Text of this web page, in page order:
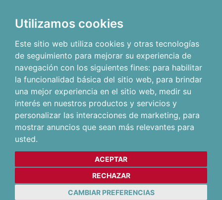
Utilizamos cookies
Este sitio web utiliza cookies y otras tecnologías
de seguimiento para mejorar su experiencia de
navegación con los siguientes fines: para habilitar
la funcionalidad básica del sitio web, para brindar
una mejor experiencia en el sitio web, medir su
interés en nuestros productos y servicios y
personalizar las interacciones de marketing, para
mostrar anuncios que sean más relevantes para
usted.
ACEPTAR
RECHAZAR
CAMBIAR PREFERENCIAS